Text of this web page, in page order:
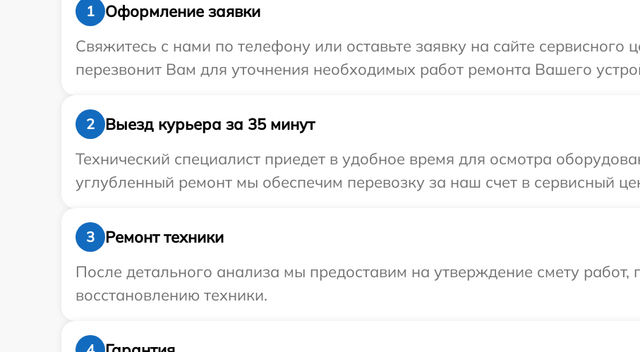
1
Оформление заявки
Свяжитесь с нами по телефону или оставьте заявку на сайте
перезвонит Вам для уточнения необходимых работ ремонта Вашего
2
Выезд курьера за 35 минут
Технический специалист приедет в удобное время для осмотра
углубленный ремонт мы обеспечим перевозку за наш счет в сервисный
3
Ремонт техники
После детального анализа мы предоставим на утверждение смету работ,
восстановлению техники.